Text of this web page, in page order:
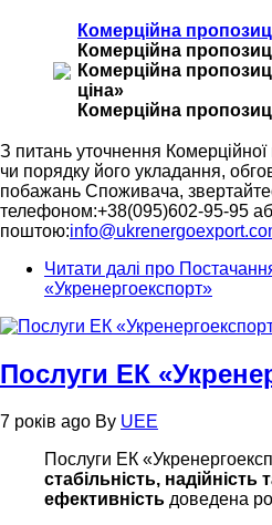
Комерційна
Комерційна
Комерційна
ціна»
Комерційна
З питань уточнення
чи порядку його укладання,
побажань Споживача,
телефоном:+38(095)602-95-95
поштою:
Читати далі про
«Укренергоекспорт»
Послуги ЕК
7 років ago By UEE
Послуги ЕК
стабільність, надійність
ефективність доведена